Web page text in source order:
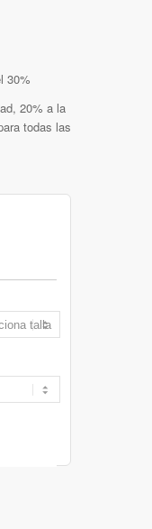
30%
20% a la
todas las